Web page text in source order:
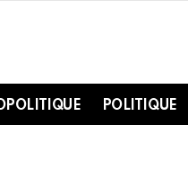
POLITIQUE